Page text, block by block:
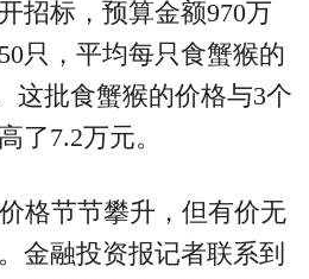
招标，预算金额970万
只，平均每只食蟹猴的
这批食蟹猴的价格与3个
了7.2万元。
格节节攀升，但有价无
金融投资报记者联系到